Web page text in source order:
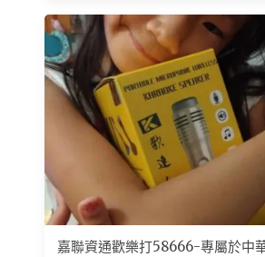
嘉聯資通歡樂打58666-專屬於中